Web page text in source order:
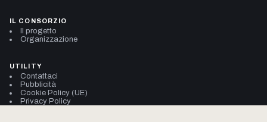
IL CONSORZIO
Il progetto
Organizzazione
UTILITY
Contattaci
Pubblicità
Cookie Policy (UE)
Privacy Policy